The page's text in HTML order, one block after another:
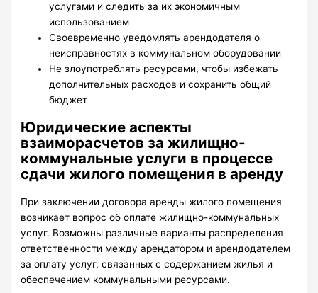
услугами и следить за их экономичным
использованием
Своевременно уведомлять арендодателя о
неисправностях в коммунальном оборудовании
Не злоупотреблять ресурсами, чтобы избежать
дополнительных расходов и сохранить общий
бюджет
Юридические аспекты
взаиморасчетов за жилищно-
коммунальные услуги в процессе
сдачи жилого помещения в аренду
При заключении договора аренды жилого помещения
возникает вопрос об оплате жилищно-коммунальных
услуг. Возможны различные варианты распределения
ответственности между арендатором и арендодателем
за оплату услуг, связанных с содержанием жилья и
обеспечением коммунальными ресурсами.